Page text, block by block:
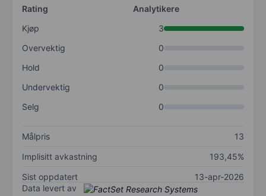
Rating
Analytikere
Kjøp
3
Overvektig
0
Hold
0
Undervektig
0
Selg
0
Målpris
13
Implisitt avkastning
193,45%
Sist oppdatert
13-apr-2026
Data levert av